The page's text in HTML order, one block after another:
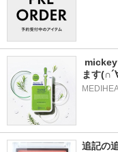
ます
追記の